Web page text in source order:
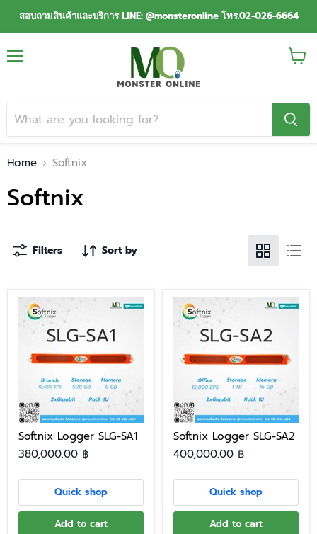
สอบถามสินค้าและบริการ LINE: @monsteronline โทร.02-026-6664
View
Home Softnix
Softnix
Filters Sort by
Softnix Logger SLG-SA1
380,000.00 ฿
Quick shop
Add to cart
Softnix Logger SLG-SA2
400,000.00 ฿
Quick shop
Add to cart